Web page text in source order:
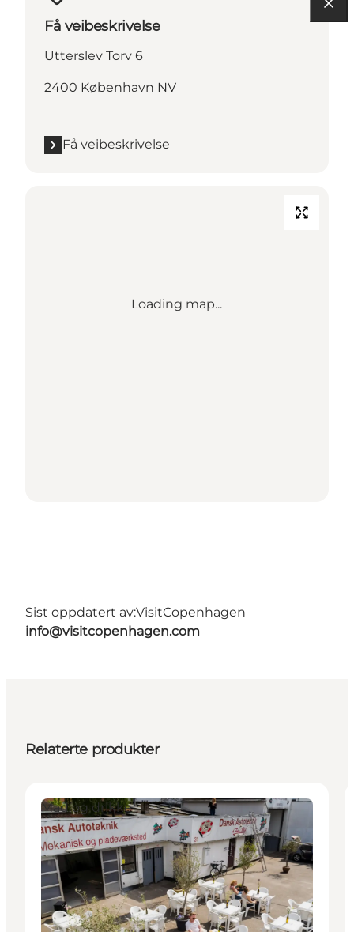
Få veibeskrivelse
Utterslev Torv 6
2400 København NV
Få veibeskrivelse
Loading map...
Sist oppdatert av:VisitCopenhagen
info@visitcopenhagen.com
Relaterte produkter
Mad og drikke